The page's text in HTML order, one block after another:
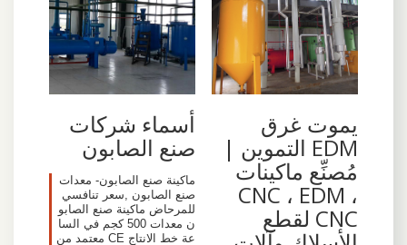
يموت غرق
EDM التموين |
مُصنِّع ماكينات
CNC ، EDM ،
CNC لقطع
أسماء شركات
صنع الصابون
ماكينة صنع الصابون- معدات
صنع الصابون ,سعر تنافسي
للمرحاض ماكينة صنع الصابو
ن معدات 500 كجم في السا
عة خط الانتاج CE معتمد من